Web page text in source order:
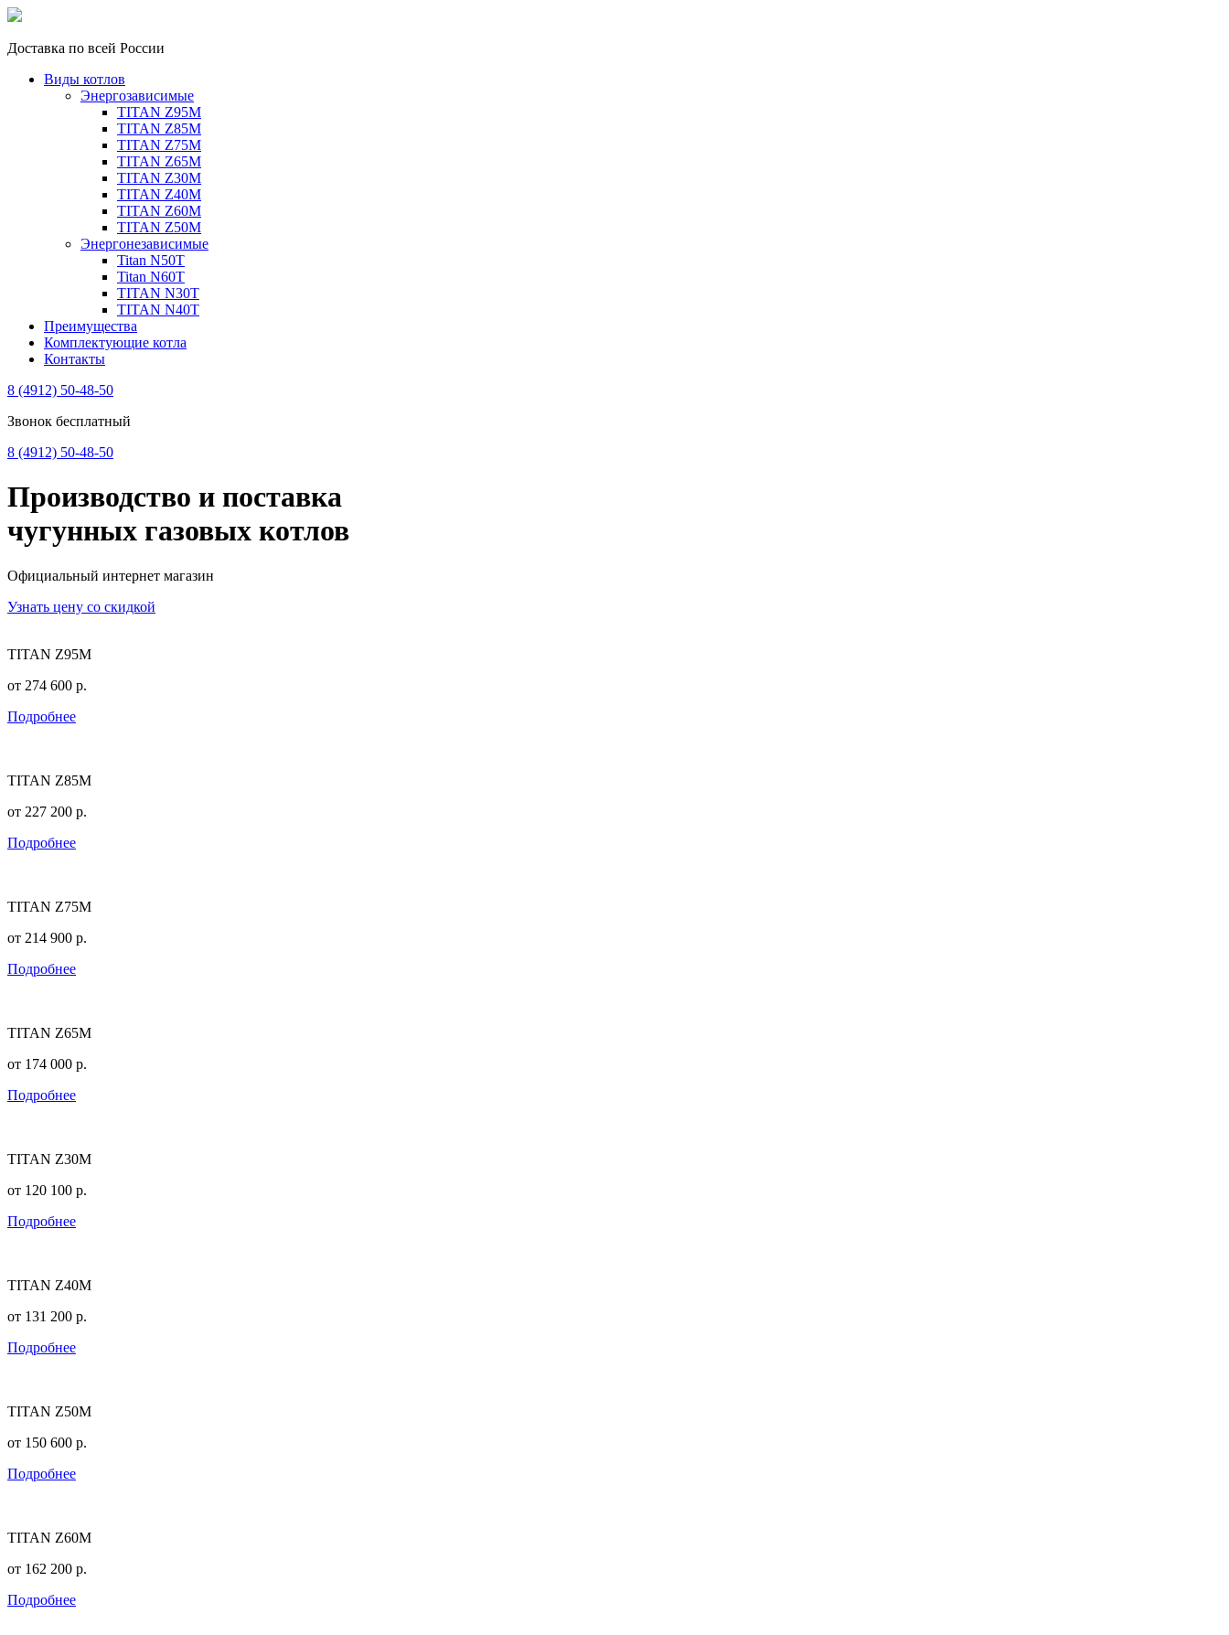
Доставка по всей России
Виды котлов
Энергозависимые
TITAN Z95M
TITAN Z85M
TITAN Z75M
TITAN Z65M
TITAN Z30M
TITAN Z40M
TITAN Z60M
TITAN Z50M
Энергонезависимые
Titan N50T
Titan N60T
TITAN N30T
TITAN N40T
Преимущества
Комплектующие котла
Контакты
8 (4912) 50-48-50
Звонок бесплатный
8 (4912) 50-48-50
Производство и поставка
чугунных газовых котлов
Официальный интернет магазин
Узнать цену со скидкой
TITAN Z95M
от 274 600 р.
Подробнее
TITAN Z85M
от 227 200 р.
Подробнее
TITAN Z75M
от 214 900 р.
Подробнее
TITAN Z65M
от 174 000 р.
Подробнее
TITAN Z30M
от 120 100 р.
Подробнее
TITAN Z40M
от 131 200 р.
Подробнее
TITAN Z50M
от 150 600 р.
Подробнее
TITAN Z60M
от 162 200 р.
Подробнее